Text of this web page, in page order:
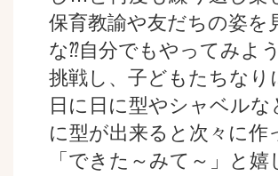
保育教諭や友だちの姿を
な⁇自分でもやってみよ
挑戦し、子どもたちな
日に日に型やシャベル
に型が出来ると次々に作
「できた～みて～」と